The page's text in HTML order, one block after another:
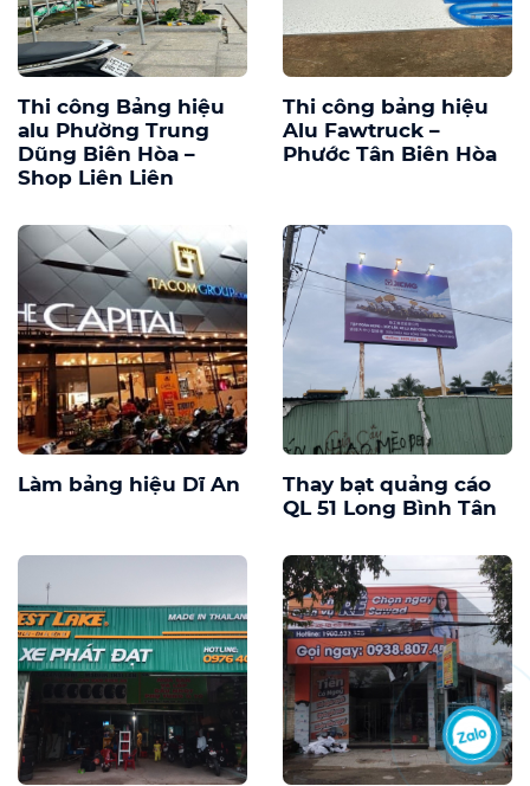
Thi công Bảng hiệu
alu Phường Trung
Dũng Biên Hòa –
Shop Liên Liên
Thi công bảng hiệu
Alu Fawtruck –
Phước Tân Biên Hòa
Làm bảng hiệu Dĩ An
Thay bạt quảng cáo
QL 51 Long Bình Tân